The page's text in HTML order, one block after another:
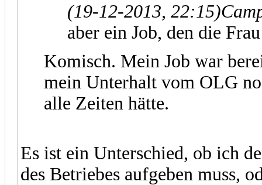
(19-12-2013, 22:15)
aber ein Job, den die
Komisch. Mein Job war
mein Unterhalt vom OLG
alle Zeiten hätte.
Es ist ein Unterschied, ob ich
des Betriebes aufgeben muss,